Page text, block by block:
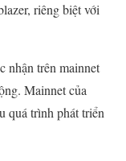
riêng biệt với
nhận trên mainnet
Mainnet của
quá trình phát triển